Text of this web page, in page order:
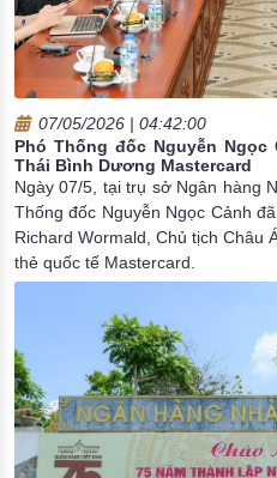
07/05/2026 | 04:42:00
Phó Thống đốc Nguyễn
Thái Bình Dương Mastercard
Ngày 07/5, tại trụ sở Ngân hàng
Thống đốc Nguyễn Ngọc Cảnh
Richard Wormald, Chủ tịch Châu
thẻ quốc tế Mastercard.